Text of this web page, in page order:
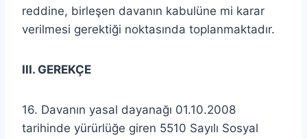
reddine, birleşen davanın kabulüne mi karar
verilmesi gerektiği noktasında toplanmaktadır.
III. GEREKÇE
16. Davanın yasal dayanağı 01.10.2008
tarihinde yürürlüğe giren 5510 Sayılı Sosyal